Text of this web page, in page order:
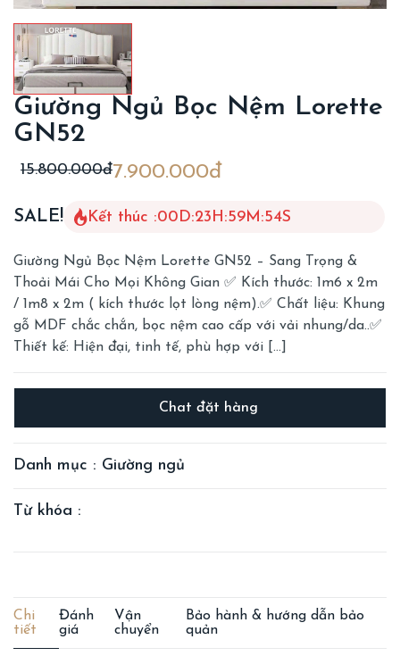
Giường Ngủ Bọc Nệm Lorette
GN52
15.800.000đ7.900.000đ
SALE! Kết thúc :00D:23H:59M:52S
Giường Ngủ Bọc Nệm Lorette GN52 – Sang Trọng &
Thoải Mái Cho Mọi Không Gian ✅ Kích thước: 1m6 x 2m
/ 1m8 x 2m ( kích thước lọt lòng nệm).✅ Chất liệu: Khung
gỗ MDF chắc chắn, bọc nệm cao cấp với vải nhung/da..✅
Thiết kế: Hiện đại, tinh tế, phù hợp với […]
Danh mục : Giường ngủ
Từ khóa :
Chi
tiết
Đánh
giá
Vận
chuyển
Bảo hành & hướng dẫn bảo
quản